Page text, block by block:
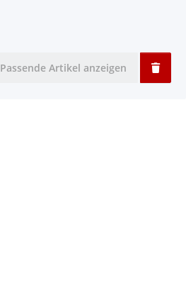
Passende Artikel anzeigen